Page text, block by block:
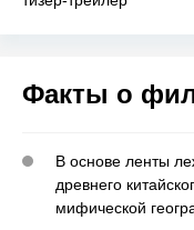
Факты о
В основе ленты
древнего
мифической